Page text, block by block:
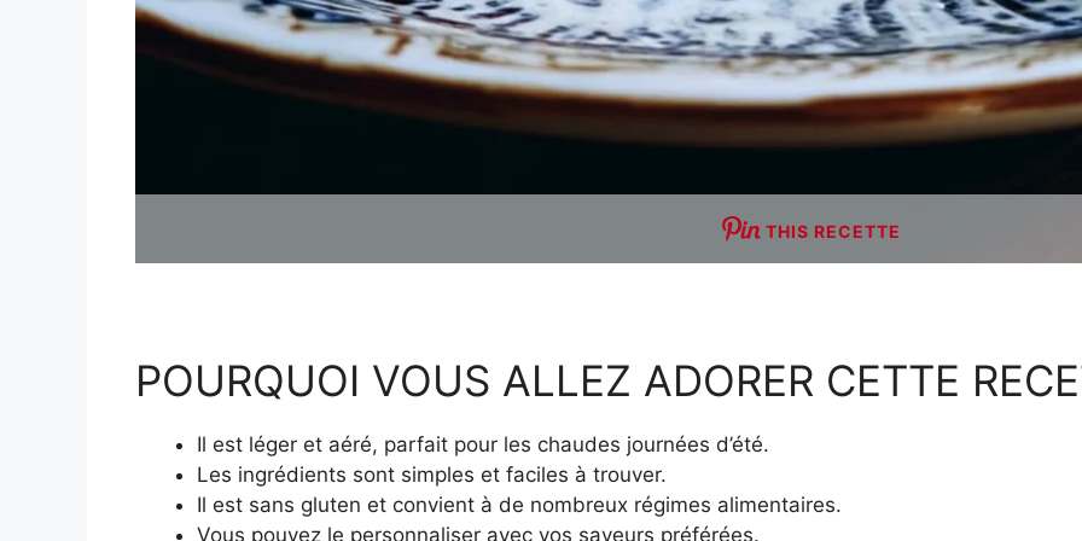
THIS RECETTE
POURQUOI VOUS ALLEZ ADORER CETTE
Il est léger et aéré, parfait pour les chaudes journées d’été.
Les ingrédients sont simples et faciles à trouver.
Il est sans gluten et convient à de nombreux régimes alimentaires.
Vous pouvez le personnaliser avec vos saveurs préférées.